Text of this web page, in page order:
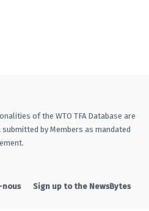
of the WTO TFA Database are
by Members as mandated
Sign up to the NewsBytes